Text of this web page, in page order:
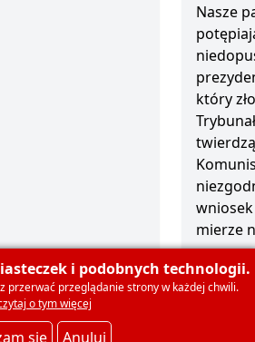
Nasze
który
mierze
1
Deklaracja członkowska
i podobnych technologii.
przerwać przeglądanie strony w każdej chwili.
o tym więcej
się Anuluj